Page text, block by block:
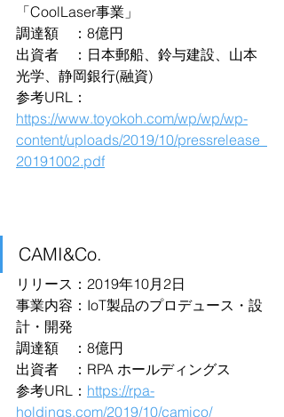
「CoolLaser事業」
調達額　：8億円
出資者　：日本郵船、鈴与建設、山本
光学、静岡銀行(融資)
参考URL：
https://www.toyokoh.com/wp/wp/wp-
content/uploads/2019/10/pressrelease_
20191002.pdf
CAMI&Co.
リリース：2019年10月2日
事業内容：IoT製品のプロデュース・設
計・開発
調達額　：8億円
出資者　：RPA ホールディングス
参考URL： https://rpa-
holdings.com/2019/10/camico/